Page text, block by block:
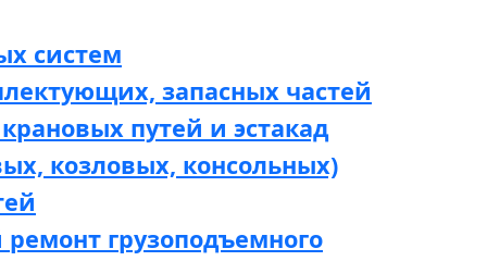
систем
запасных частей
путей и эстакад
козловых, консольных)
грузоподъемного